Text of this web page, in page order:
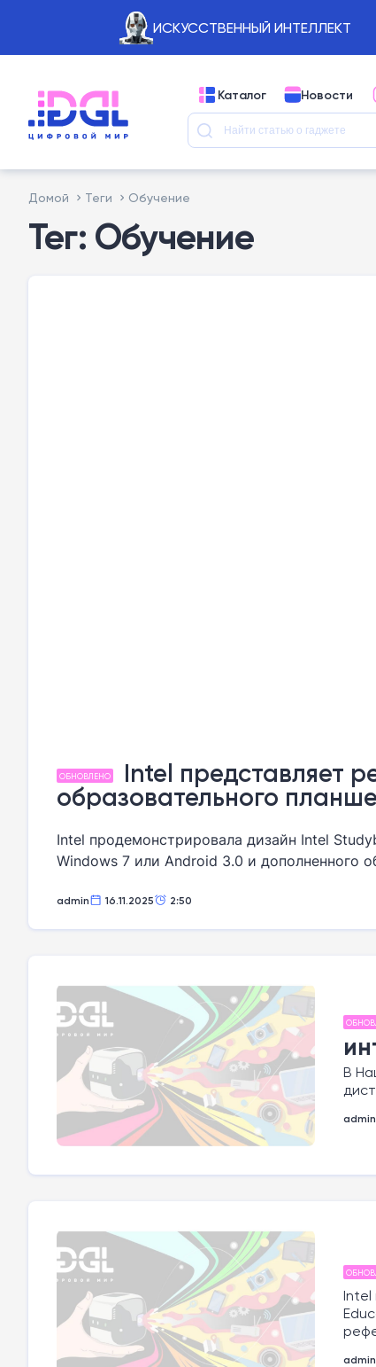
ИСКУССТВЕННЫЙ ИНТЕЛЛЕКТ
Каталог Новости
Домой Теги Обучение
Тег: Обучение
ОБНОВЛЕНО Intel представляет
образовательного
Intel продемонстрировала дизайн Intel
Windows 7 или Android 3.0 и дополненного
admin 16.11.2025 2:50
В
admin
Intel
admin